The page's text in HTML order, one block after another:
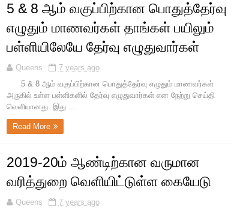
5 & 8 ஆம் வகுப்பிற்கான பொதுத்தேர்வு
எழுதும் மாணவர்கள் தாங்கள் பயிலும்
பள்ளியிலேயே தேர்வு எழுதுவார்கள்
Queens
7 years ago
5 & 8 ஆம் வகுப்பிற்கான பொதுத்தேர்வு எழுதும் மாணவர்கள்
அருகில் உள்ள பள்ளிகளில் தேர்வு எழுதுவார்கள் என நேற்று செய்தி
வெளியானது. இது ...
Read More
2019-20ம் ஆண்டிற்கான வருமான
வரித்துறை வெளியிட்டுள்ள கையேடு
Queens
7 years ago